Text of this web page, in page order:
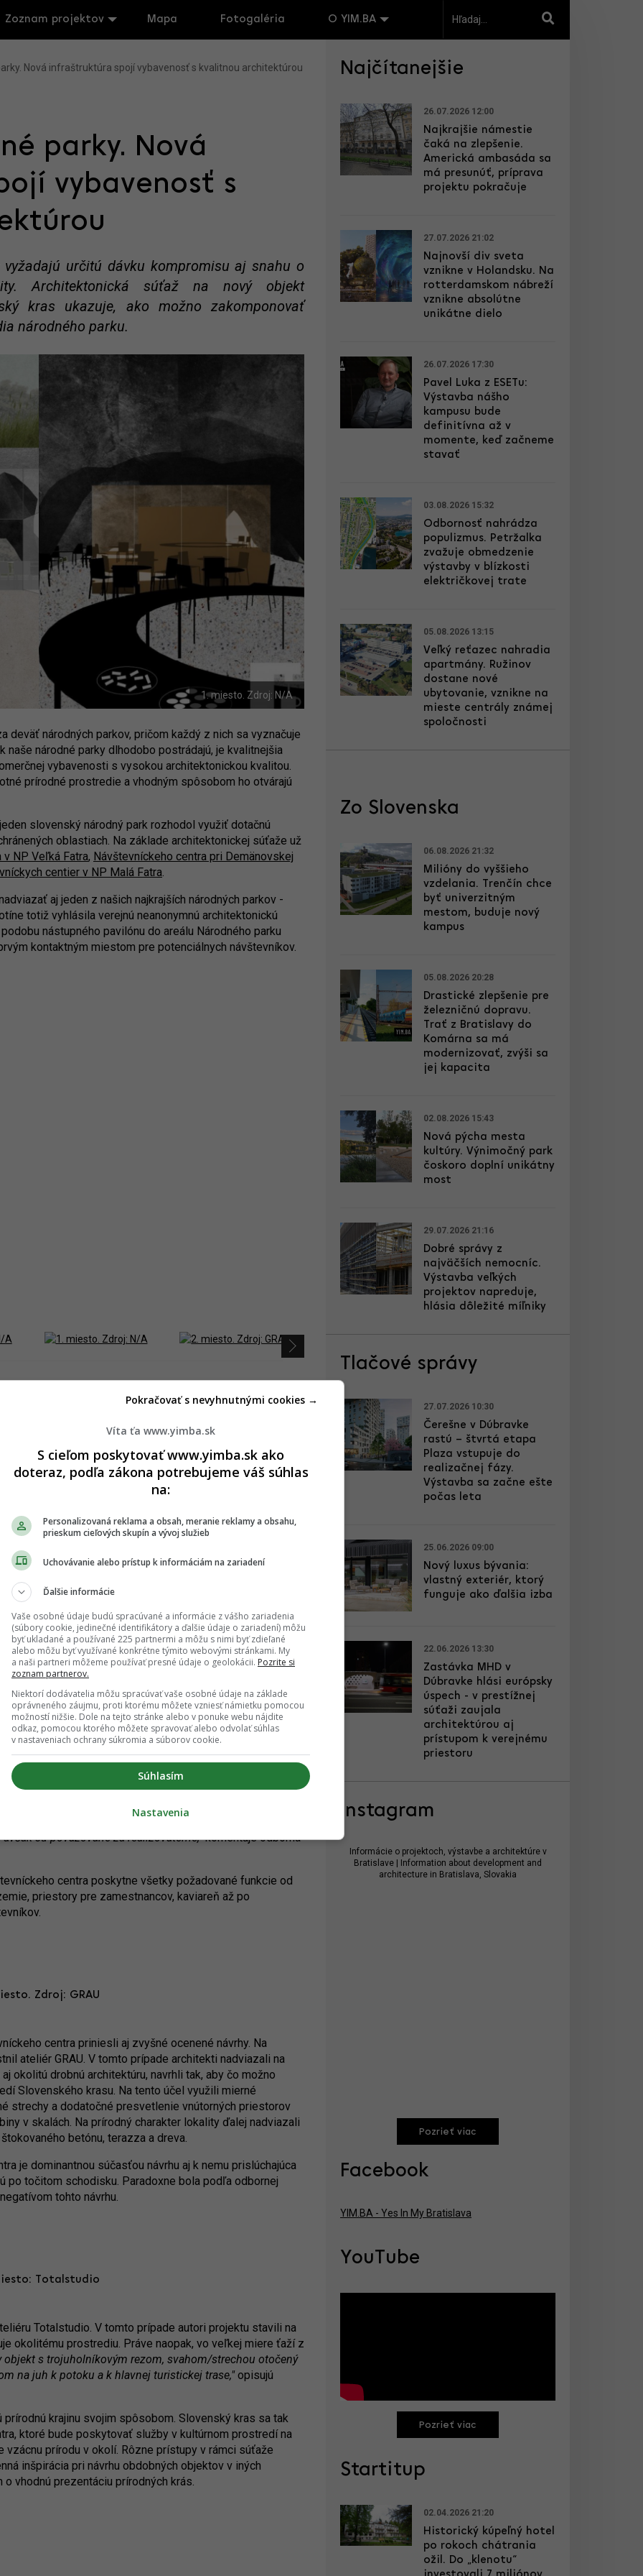
Zoznam projektov Mapa Fotogaléria O YIM.BA
Nová infraštruktúra spojí vybavenosť s kvalitnou architektúrou
parky. Nová
vybavenosť s
určitú dávku kompromisu aj snahu o
Architektonická súťaž na nový objekt
kras ukazuje, ako možno zakomponovať
národného parku.
1. miesto. Zdroj: N/A
deväť národných parkov, pričom každý z nich sa vyznačuje
národné parky dlhodobo postrádajú, je kvalitnejšia
vybavenosti s vysokou architektonickou kvalitou.
prírodné prostredie a vhodným spôsobom ho otvárajú
slovenský národný park rozhodol využiť dotačnú
oblastiach. Na základe architektonickej súťaže už
v NP Veľká Fatra, Návštevníckeho centra pri Demänovskej
centier v NP Malá Fatra.
aj jeden z našich najkrajších národných parkov -
totiž vyhlásila verejnú neanonymnú architektonickú
nástupného pavilónu do areálu Národného parku
kontaktným miestom pre potenciálnych návštevníkov.
poskytnúť aj možnosť oddychu a
prispôsobené na usporadúvanie rôznych edukatívnych
aj nový pavilón expozície, v tejto fáze však zatiaľ
autorských kolektívov. Do ďalšieho kola odborná porota
návrh od štúdia N/A. Podľa odbornej poroty bolo totiž
vnímané ako veľmi široké a komplexné."
Zdroj: N/A
uvádzajú, že východiskom pre ich projekt bol vzťah
a tvorením. Tento koncept sa pretavil do
tvare aj v netypickom riešení jeho vnútorných
jaskyňu, autori návrhu tvrdia, že ich cieľom nebola
skôr nepresné odlievanie - kultúrna krabica, ktorej hranice
naopak)."Netradičný tvar objektu bude odliaty z
do matrice. V návrhu nechýba ani zelená strecha. Vďaka
prostredia.
určitej jemnosti / náhodnosti / prírodnosti do témy budovy
stránke sa predpokladá, že realizácia návrhu si bude
sú považované za realizovateľné,"komentuje odborná
centra poskytne všetky požadované funkcie od
priestory pre zamestnancov, kaviareň až po
Zdroj: GRAU
centra priniesli aj zvyšné ocenené návrhy. Na
ateliér GRAU. V tomto prípade architekti nadviazali na
okolitú drobnú architektúru, navrhli tak, aby čo možno
Slovenského krasu. Na tento účel využili mierné
strechy a dodatočné presvetlenie vnútorných priestorov
v skalách. Na prírodný charakter lokality ďalej nadviazali
betónu, terazza a dreva.
je dominantnou súčasťou návrhu aj k nemu prislúchajúca
po točitom schodisku. Paradoxne bola podľa odbornej
tohto návrhu.
Totalstudio
Totalstudio. V tomto prípade autori projektu stavili na
okolitému prostrediu. Práve naopak, vo veľkej miere ťaží z
objekt s trojuholníkovým rezom, svahom/strechou otočený
na juh k potoku a k hlavnej turistickej trase,"opisujú
krajinu svojim spôsobom. Slovenský kras sa tak
ktoré bude poskytovať služby v kultúrnom prostredí na
vzácnu prírodu v okolí. Rôzne prístupy v rámci súťaže
inšpirácia pri návrhu obdobných objektov v iných
vhodnú prezentáciu prírodných krás.
Najčítanejšie
26.07.2026 12:00
Najkrajšie námestie
čaká na zlepšenie.
Americká ambasáda sa
má presunúť, príprava
projektu pokračuje
27.07.2026 21:02
Najnovší div sveta
vznikne v Holandsku. Na
rotterdamskom nábreží
vznikne absolútne
unikátne dielo
26.07.2026 17:30
Pavel Luka z ESETu:
Výstavba nášho
kampusu bude
definitívna až v
momente, keď začneme
stavať
03.08.2026 15:32
Odbornosť nahrádza
populizmus. Petržalka
zvažuje obmedzenie
výstavby v blízkosti
električkovej trate
05.08.2026 13:15
Veľký reťazec nahradia
apartmány. Ružinov
dostane nové
ubytovanie, vznikne na
mieste centrály známej
spoločnosti
Zo Slovenska
06.08.2026 21:32
Milióny do vyššieho
vzdelania. Trenčín chce
byť univerzitným
mestom, buduje nový
kampus
05.08.2026 20:28
Drastické zlepšenie pre
železničnú dopravu.
Trať z Bratislavy do
Komárna sa má
modernizovať, zvýši sa
jej kapacita
02.08.2026 15:43
Nová pýcha mesta
kultúry. Výnimočný park
čoskoro doplní unikátny
most
29.07.2026 21:16
Dobré správy z
najväčších nemocníc.
Výstavba veľkých
projektov napreduje,
hlásia dôležité míľniky
Tlačové správy
27.07.2026 10:30
Čerešne v Dúbravke
rastú – štvrtá etapa
Plaza vstupuje do
realizačnej fázy.
Výstavba sa začne ešte
počas leta
25.06.2026 09:00
Nový luxus bývania:
vlastný exteriér, ktorý
funguje ako ďalšia izba
22.06.2026 13:30
Zastávka MHD v
Dúbravke hlási európsky
úspech - v prestížnej
súťaži zaujala
architektúrou aj
prístupom k verejnému
priestoru
Instagram
Informácie o projektoch, výstavbe a architektúre v
Bratislave | Information about development and
architecture in Bratislava, Slovakia
Pozrieť viac
Facebook
YIM.BA - Yes In My Bratislava
YouTube
Pozrieť viac
Startitup
02.04.2026 21:20
Historický kúpeľný hotel
po rokoch chátrania
ožil. Do „klenotu“
Víta ťa www.yimba.sk
S cieľom poskytovať www.yimba.sk ako
doteraz, podľa zákona potrebujeme váš súhlas
na:
Personalizovaná reklama a obsah, meranie reklamy a obsahu,
prieskum cieľových skupín a vývoj služieb
Uchovávanie alebo prístup k informáciám na zariadení
Ďalšie informácie
Vaše osobné údaje budú spracúvané a informácie z vášho zariadenia
(súbory cookie, jedinečné identifikátory a ďalšie údaje o zariadení) môžu
byť ukladané a používané 225 partnermi a môžu s nimi byť zdieľané
alebo môžu byť využívané konkrétne týmito webovými stránkami. My
a naši partneri môžeme používať presné údaje o geolokácii. Pozrite si
zoznam partnerov.
Niektorí dodávatelia môžu spracúvať vaše osobné údaje na základe
oprávneného záujmu, proti ktorému môžete vzniesť námietku pomocou
možností nižšie. Dole na tejto stránke alebo v ponuke webu nájdite
odkaz, pomocou ktorého môžete spravovať alebo odvolať súhlas
v nastaveniach ochrany súkromia a súborov cookie.
Súhlasím
Pokračovať s nevyhnutnými cookies →
Nastavenia